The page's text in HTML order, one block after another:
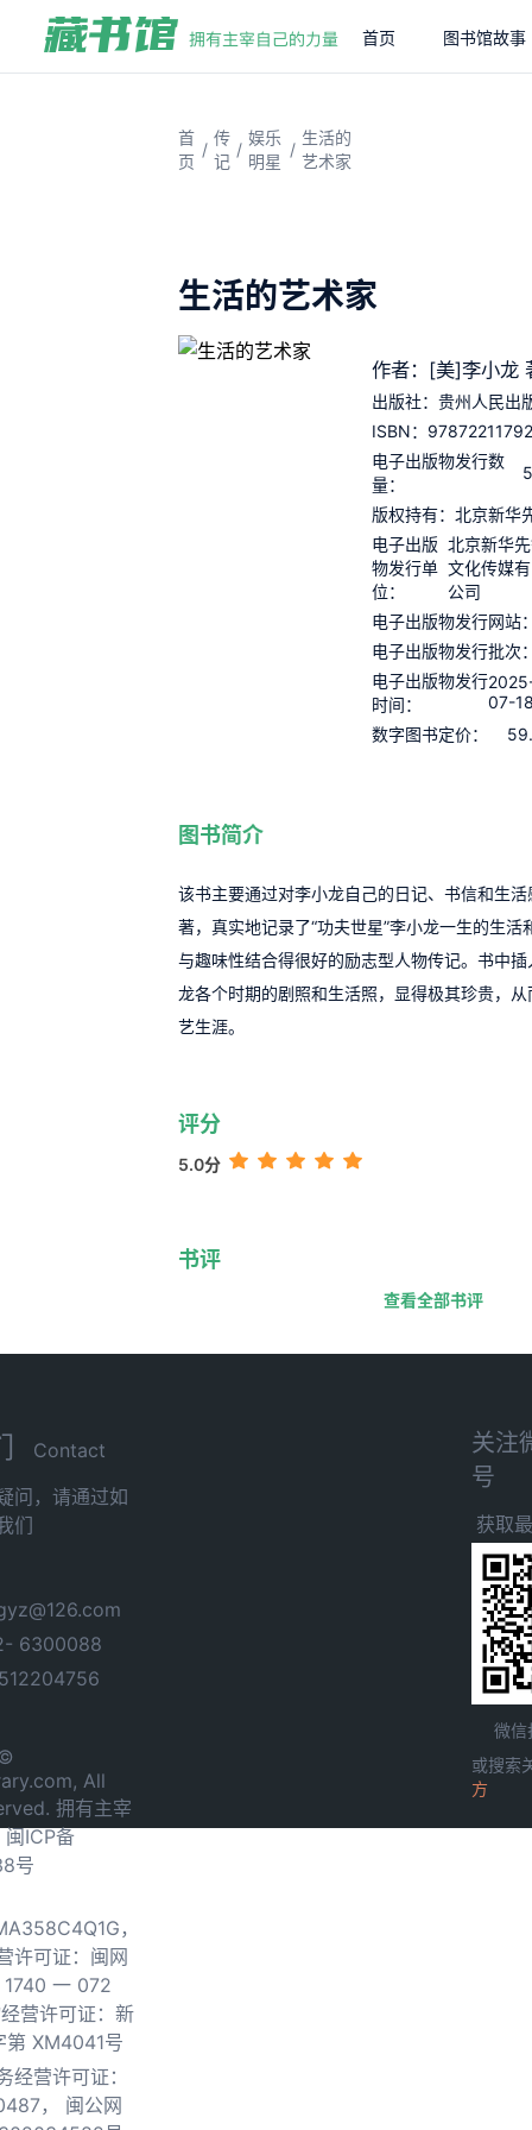
首页 图书馆故事
首
页
/
传
记
/
娱乐
明星
/
生活的
艺术家
生活的艺术家
作者：[美]李小龙
出版社： 贵州人民出
ISBN：
电子出版物发行数
量：
版权持有： 北京新华
电子出版
物发行单
位：
北京新华
文化传媒
公司
电子出版物发行网站
电子出版物发行批次
电子出版物发行
时间：
07-
数字图书定价：
图书简介
该书主要通过对李小龙自己的日记、书信和生
著，真实地记录了“功夫世星”李小龙一生的生活
与趣味性结合得很好的励志型人物传记。书中
龙各个时期的剧照和生活照，显得极其珍贵，
艺生涯。
评分
5.0分
书评
查看全部书评
Contact
问，请通过如
们
6300088
All
拥有主宰
闽ICP备
号
，
许可证：闽网
一 072
营许可证：新
第 XM4041号
经营许可证：
，
闽公网
关注
号
获取
微信
或搜索
方